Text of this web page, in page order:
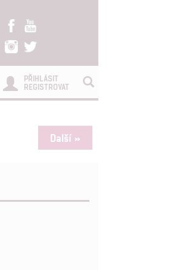
PŘIHLÁSIT
REGISTROVAT
Další »